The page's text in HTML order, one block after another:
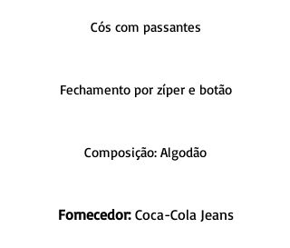
Cós com passantes
Fechamento por zíper e botão
Composição: Algodão
Fornecedor:Coca-Cola Jeans